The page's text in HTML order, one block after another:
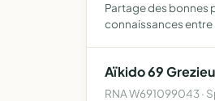
Partage des bonnes
connaissances entre
Aïkido 69 Grezieu
RNA W691099043 ·